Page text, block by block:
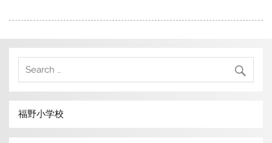
福野小学校